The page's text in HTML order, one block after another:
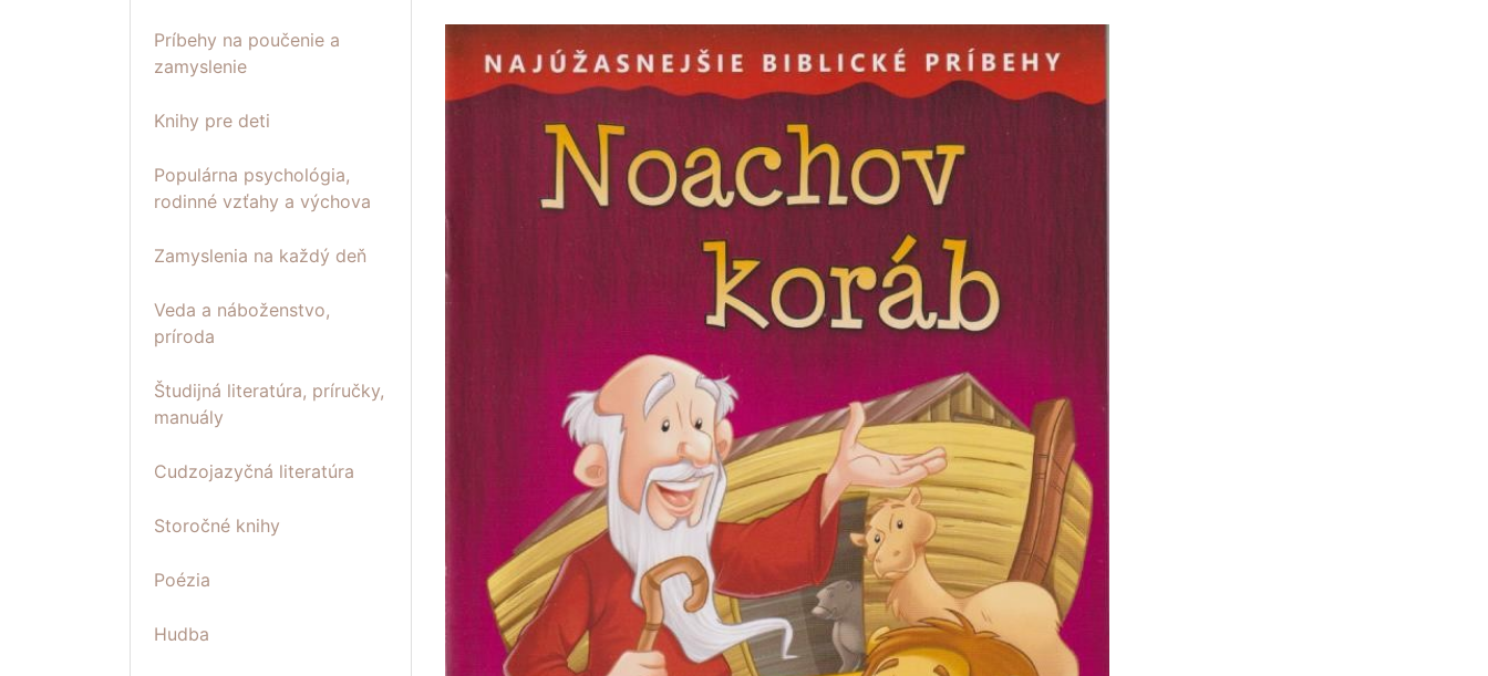
Príbehy na poučenie a
zamyslenie
Knihy pre deti
Populárna psychológia,
rodinné vzťahy a výchova
Zamyslenia na každý deň
Veda a náboženstvo,
príroda
Študijná literatúra, príručky,
manuály
Cudzojazyčná literatúra
Storočné knihy
Poézia
Hudba